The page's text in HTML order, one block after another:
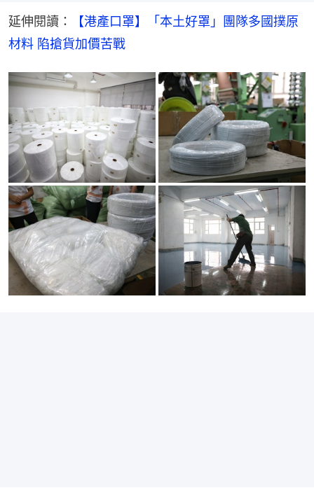
延伸閱讀：
【港產口罩】「本土好罩」團隊多國撲原
材料 陷搶貨加價苦戰